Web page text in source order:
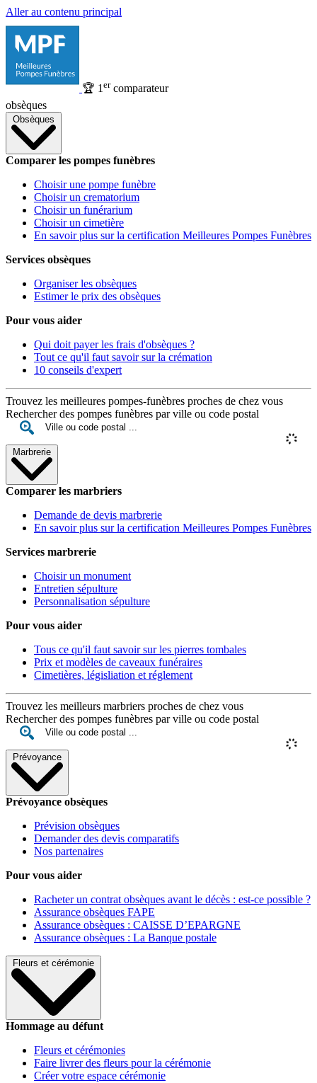
Aller au contenu principal
🏆 1 ercomparateur
obsèques
Obsèques
Comparer les pompes funèbres
Choisir une pompe funèbre
Choisir un crematorium
Choisir un funérarium
Choisir un cimetière
En savoir plus sur la certification Meilleures Pompes Funèbres
Services obsèques
Organiser les obsèques
Estimer le prix des obsèques
Pour vous aider
Qui doit payer les frais d'obsèques ?
Tout ce qu'il faut savoir sur la crémation
10 conseils d'expert
Trouvez les meilleures pompes-funèbres proches de chez vous
Rechercher des pompes funèbres par ville ou code postal
Marbrerie
Comparer les marbriers
Demande de devis marbrerie
En savoir plus sur la certification Meilleures Pompes Funèbres
Services marbrerie
Choisir un monument
Entretien sépulture
Personnalisation sépulture
Pour vous aider
Tous ce qu'il faut savoir sur les pierres tombales
Prix et modèles de caveaux funéraires
Cimetières, législiation et réglement
Trouvez les meilleurs marbriers proches de chez vous
Rechercher des pompes funèbres par ville ou code postal
Prévoyance
Prévoyance obsèques
Prévision obsèques
Demander des devis comparatifs
Nos partenaires
Pour vous aider
Racheter un contrat obsèques avant le décès : est-ce possible ?
Assurance obsèques FAPE
Assurance obsèques : CAISSE D’EPARGNE
Assurance obsèques : La Banque postale
Fleurs et cérémonie
Hommage au défunt
Fleurs et cérémonies
Faire livrer des fleurs pour la cérémonie
Créer votre espace cérémonie